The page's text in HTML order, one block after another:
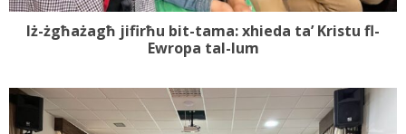
Iż-żgħażagħ jifirħu bit-tama: xhieda ta’ Kristu fl-
Ewropa tal-lum